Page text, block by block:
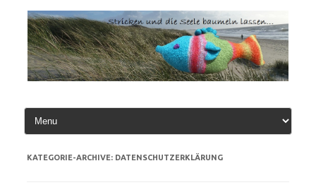
Inhalt
springen
KATEGORIE-ARCHIVE: DATENSCHUTZERKLÄRUNG